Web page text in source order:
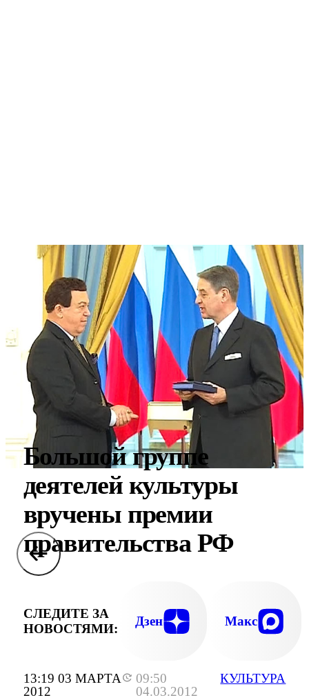
13:19 03 МАРТА
2012
09:50
04.03.2012
КУЛЬТУРА
Большой группе
деятелей культуры
вручены премии
правительства РФ
СЛЕДИТЕ ЗА
НОВОСТЯМИ:
Дзен Макс